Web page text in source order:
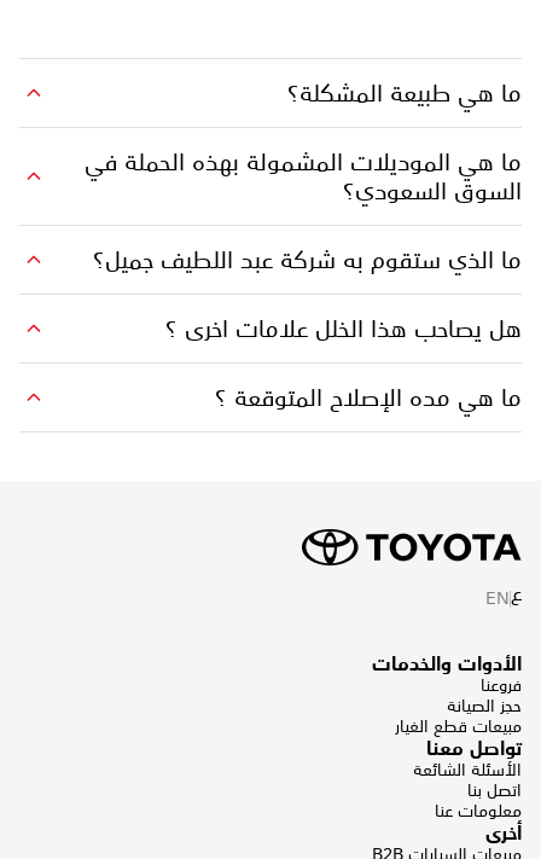
ما هي طبيعة المشكلة؟
ما هي الموديلات المشمولة بهذه الحملة في
السوق السعودي؟
ما الذي ستقوم به شركة عبد اللطيف جميل؟
هل يصاحب هذا الخلل علامات اخرى ؟
ما هي مده الإصلاح المتوقعة ؟
عEN
الأدوات والخدمات
فروعنا
حجز الصيانة
مبيعات قطع الغيار
تواصل معنا
الأسئلة الشائعة
اتصل بنا
معلومات عنا
أخرى
مبيعات السيارات B2B